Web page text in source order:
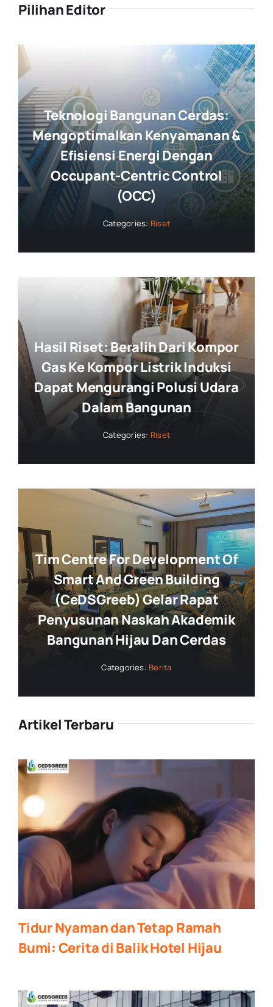
Pilihan Editor
Teknologi Bangunan Cerdas:
Mengoptimalkan Kenyamanan &
Efisiensi Energi Dengan
Occupant-Centric Control
(OCC)
Categories: Riset
Hasil Riset: Beralih Dari Kompor
Gas Ke Kompor Listrik Induksi
Dapat Mengurangi Polusi Udara
Dalam Bangunan
Categories: Riset
Tim Centre For Development Of
Smart And Green Building
(CeDSGreeb) Gelar Rapat
Penyusunan Naskah Akademik
Bangunan Hijau Dan Cerdas
Categories: Berita
Artikel Terbaru
Tidur Nyaman dan Tetap Ramah
Bumi: Cerita di Balik Hotel Hijau